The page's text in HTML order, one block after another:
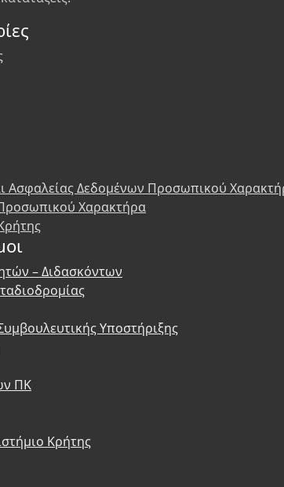
Ασφαλείας Δεδομένων Προσωπικού
Χαρακτήρα
– Διδασκόντων
Υποστήριξης
ΠΚ
Κρήτης